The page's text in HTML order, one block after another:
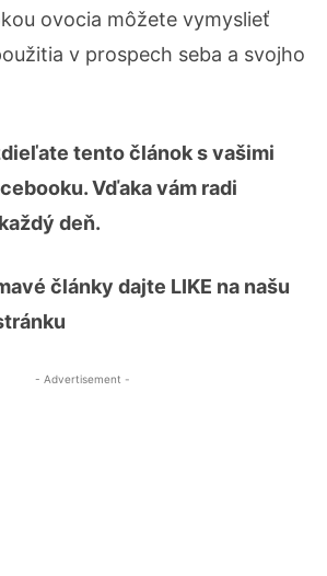
ovocia môžete vymyslieť
v prospech seba a svojho
tento článok s vašimi
Vďaka vám radi
deň.
články dajte LIKE na našu
- Advertisement -